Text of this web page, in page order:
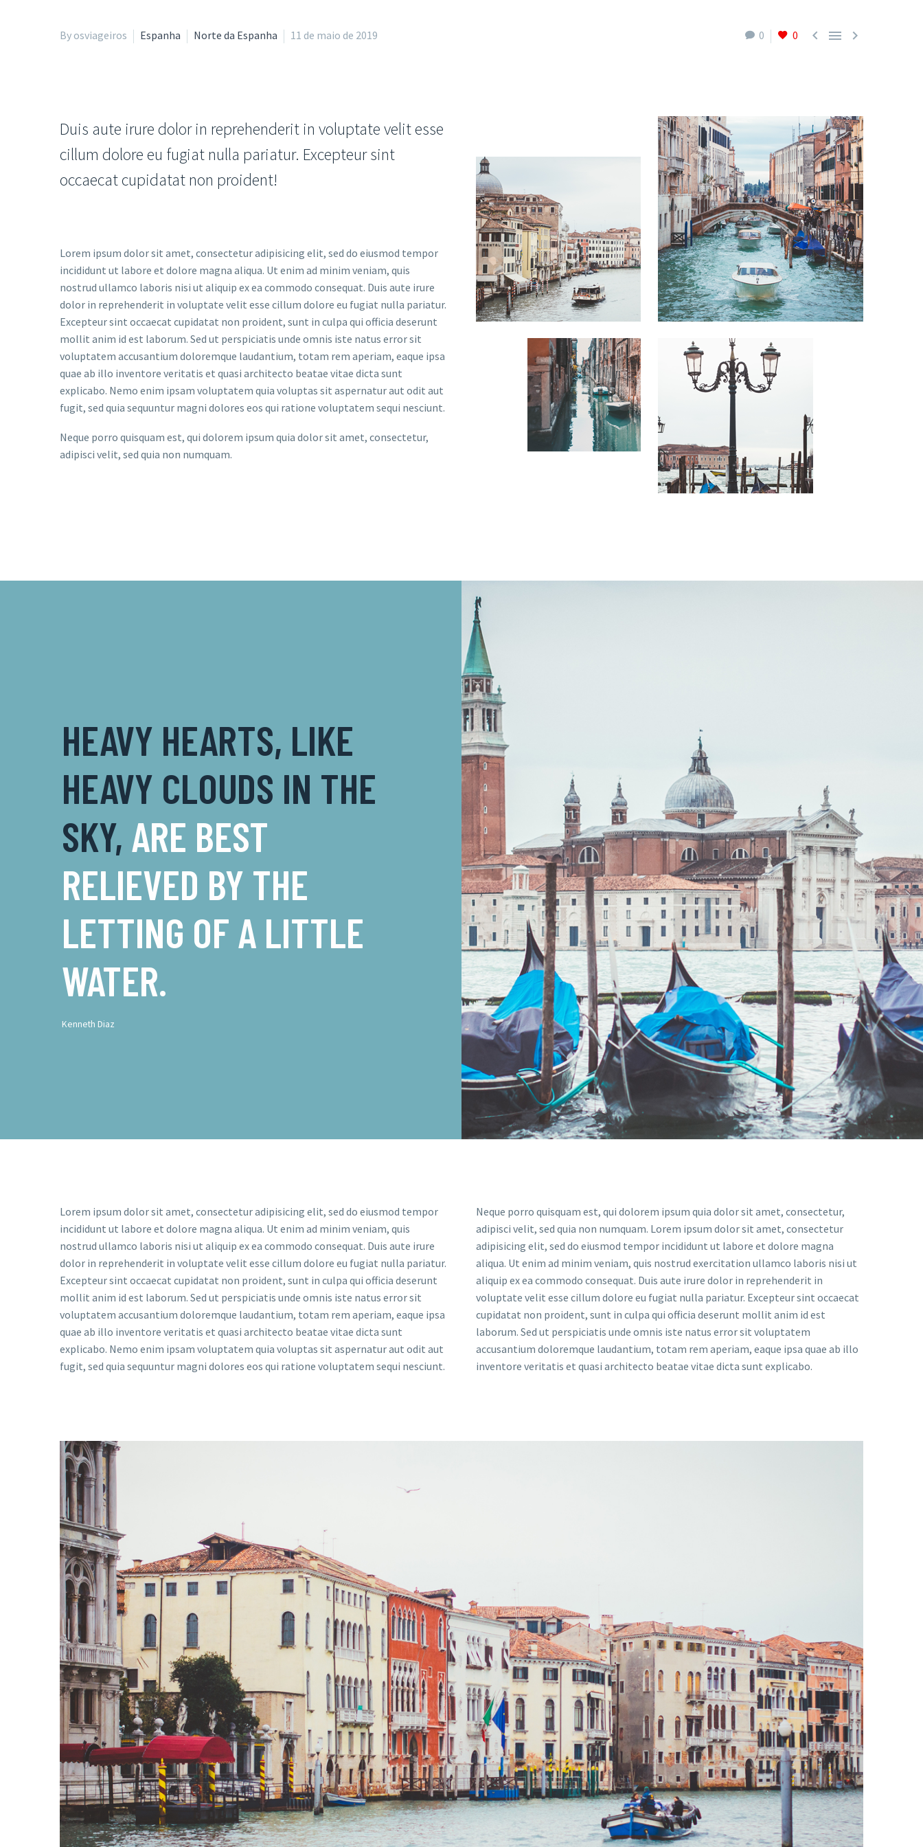
0 0   
By osviageiros Espanha Norte da Espanha 11 de maio de 2019
Duis aute irure dolor in reprehenderit in voluptate velit esse
cillum dolore eu fugiat nulla pariatur. Excepteur sint
occaecat cupidatat non proident!
Lorem ipsum dolor sit amet, consectetur adipisicing elit, sed do eiusmod tempor
incididunt ut labore et dolore magna aliqua. Ut enim ad minim veniam, quis
nostrud ullamco laboris nisi ut aliquip ex ea commodo consequat. Duis aute irure
dolor in reprehenderit in voluptate velit esse cillum dolore eu fugiat nulla pariatur.
Excepteur sint occaecat cupidatat non proident, sunt in culpa qui officia deserunt
mollit anim id est laborum. Sed ut perspiciatis unde omnis iste natus error sit
voluptatem accusantium doloremque laudantium, totam rem aperiam, eaque ipsa
quae ab illo inventore veritatis et quasi architecto beatae vitae dicta sunt
explicabo. Nemo enim ipsam voluptatem quia voluptas sit aspernatur aut odit aut
fugit, sed quia sequuntur magni dolores eos qui ratione voluptatem sequi nesciunt.
Neque porro quisquam est, qui dolorem ipsum quia dolor sit amet, consectetur,
adipisci velit, sed quia non numquam.
HEAVY HEARTS, LIKE
HEAVY CLOUDS IN THE
SKY, ARE BEST
RELIEVED BY THE
LETTING OF A LITTLE
WATER.
Kenneth Diaz
Lorem ipsum dolor sit amet, consectetur adipisicing elit, sed do eiusmod tempor
incididunt ut labore et dolore magna aliqua. Ut enim ad minim veniam, quis
nostrud ullamco laboris nisi ut aliquip ex ea commodo consequat. Duis aute irure
dolor in reprehenderit in voluptate velit esse cillum dolore eu fugiat nulla pariatur.
Excepteur sint occaecat cupidatat non proident, sunt in culpa qui officia deserunt
mollit anim id est laborum. Sed ut perspiciatis unde omnis iste natus error sit
voluptatem accusantium doloremque laudantium, totam rem aperiam, eaque ipsa
quae ab illo inventore veritatis et quasi architecto beatae vitae dicta sunt
explicabo. Nemo enim ipsam voluptatem quia voluptas sit aspernatur aut odit aut
fugit, sed quia sequuntur magni dolores eos qui ratione voluptatem sequi nesciunt.
Neque porro quisquam est, qui dolorem ipsum quia dolor sit amet, consectetur,
adipisci velit, sed quia non numquam. Lorem ipsum dolor sit amet, consectetur
adipisicing elit, sed do eiusmod tempor incididunt ut labore et dolore magna
aliqua. Ut enim ad minim veniam, quis nostrud exercitation ullamco laboris nisi ut
aliquip ex ea commodo consequat. Duis aute irure dolor in reprehenderit in
voluptate velit esse cillum dolore eu fugiat nulla pariatur. Excepteur sint occaecat
cupidatat non proident, sunt in culpa qui officia deserunt mollit anim id est
laborum. Sed ut perspiciatis unde omnis iste natus error sit voluptatem
accusantium doloremque laudantium, totam rem aperiam, eaque ipsa quae ab illo
inventore veritatis et quasi architecto beatae vitae dicta sunt explicabo.